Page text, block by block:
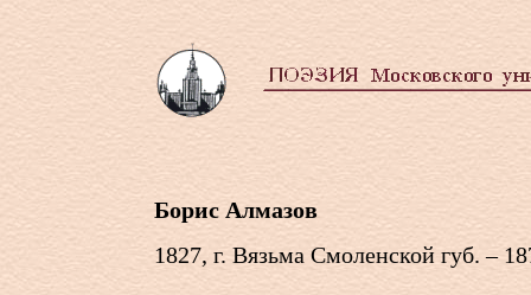
Борис Алмазов
1827, г. Вязьма Смоленской губ. –